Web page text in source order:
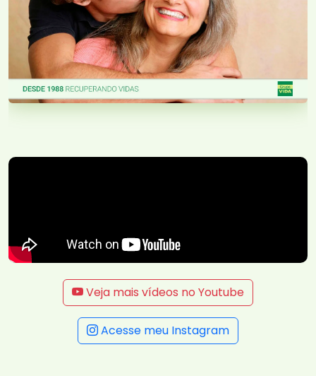
Veja mais vídeos no Youtube
Acesse meu Instagram